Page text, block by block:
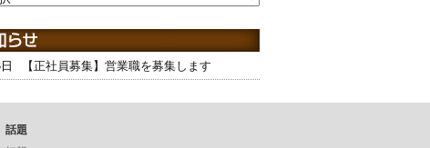
【正社員募集】営業職を募集します
話題